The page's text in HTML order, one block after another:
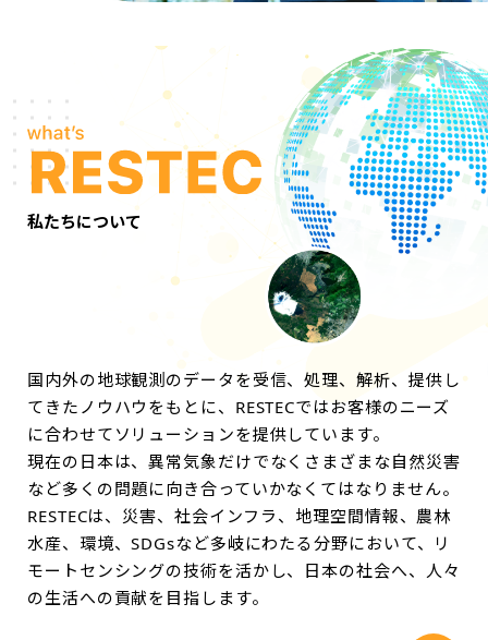
私たちについて
国内外の地球観測のデータを受信、処理、解析、提供し
てきたノウハウをもとに、RESTECではお客様のニーズ
に合わせてソリューションを提供しています。
現在の日本は、異常気象だけでなくさまざまな自然災害
など多くの問題に向き合っていかなくてはなりません。
RESTECは、災害、社会インフラ、地理空間情報、農林
水産、環境、SDGsなど多岐にわたる分野において、リ
モートセンシングの技術を活かし、日本の社会へ、人々
の生活への貢献を目指します。